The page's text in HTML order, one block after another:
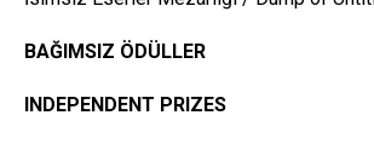
BAĞIMSIZ ÖDÜLLER
INDEPENDENT PRIZES